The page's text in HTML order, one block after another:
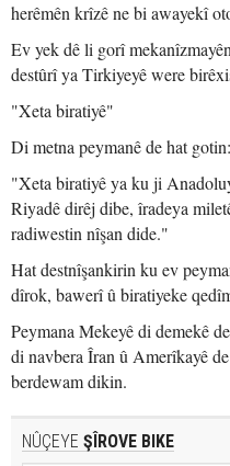
herêmên krîzê ne bi awayekî
Ev yek dê li gorî
destûrî ya Tirkiyeyê were
"Xeta biratiyê"
Di metna peymanê de hat gotin:
"Xeta biratiyê ya ku ji
Riyadê dirêj dibe, îradeya
radiwestin nîşan dide."
Hat destnîşankirin ku ev
dîrok, bawerî û biratiyeke
Peymana Mekeyê di demekê
di navbera Îran û Amerîkayê
berdewam dikin.
NÛÇEYE ŞÎROVE BIKE